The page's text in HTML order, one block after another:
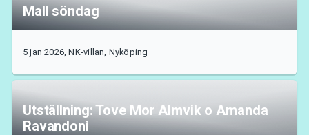
Mall söndag
5 jan 2026, NK-villan, Nyköping
Utställning: Tove Mor Almvik o Amanda
Ravandoni